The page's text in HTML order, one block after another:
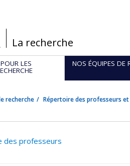
/La recherche
LES NOS ÉQUIPES DE
recherche Répertoire des professeurs
des professeurs